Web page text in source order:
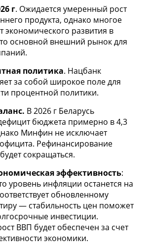
г. Ожидается умеренный рост
продукта, однако многое
экономического развития в
основной внешний рынок для
политика. Нацбанк
за собой широкое поле для
процентной политики.
В 2026 г Беларусь
бюджета примерно в 4,3
Минфин не исключает
Рефинансирование
сокращаться.
эффективность:
уровень инфляции останется на
обновленному
— стабильность цен поможет
инвестиции.
ВВП будет обеспечен за счет
экономики.